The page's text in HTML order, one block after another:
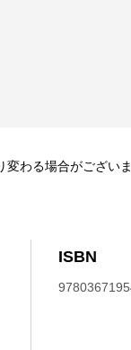
ISBN
変わる場合がござい